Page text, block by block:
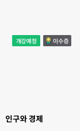
인
구
와
개강예정 이수증
인구와 경제